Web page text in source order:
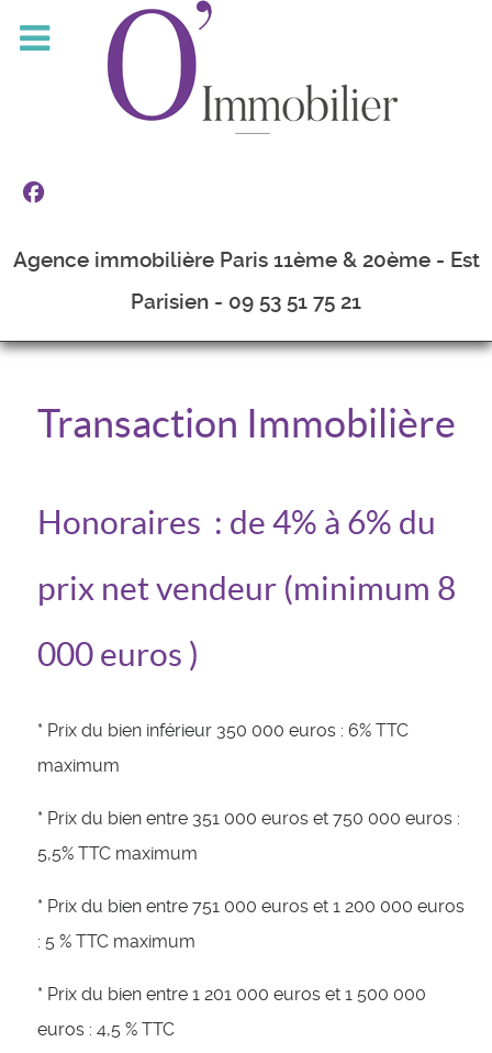
Agence immobilière Paris 11ème & 20ème - Est
Parisien - 09 53 51 75 21
Transaction Immobilière
Honoraires : de 4% à 6% du
prix net vendeur (minimum 8
000 euros )
* Prix du bien inférieur 350 000 euros : 6% TTC
maximum
* Prix du bien entre 351 000 euros et 750 000 euros :
5,5% TTC maximum
* Prix du bien entre 751 000 euros et 1 200 000 euros
: 5 % TTC maximum
* Prix du bien entre 1 201 000 euros et 1 500 000
euros : 4,5 % TTC